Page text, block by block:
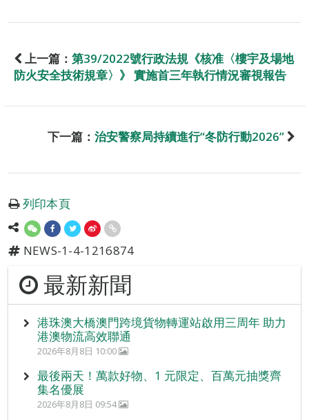
上一篇： 第39/2022號行政法規《核准〈樓宇及場地
防火安全技術規章〉》 實施首三年執行情況審視報告
下一篇： 治安警察局持續進行“冬防行動2026”
列印本頁
NEWS-1-4-1216874
最新新聞
港珠澳大橋澳門跨境貨物轉運站啟用三周年 助力
港澳物流高效聯通
2026年8月8日 10:00
最後兩天！萬款好物、1 元限定、百萬元抽獎齊
集名優展
2026年8月8日 09:54